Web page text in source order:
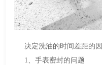
决定洗油的时间差距的因
1、手表密封的问题